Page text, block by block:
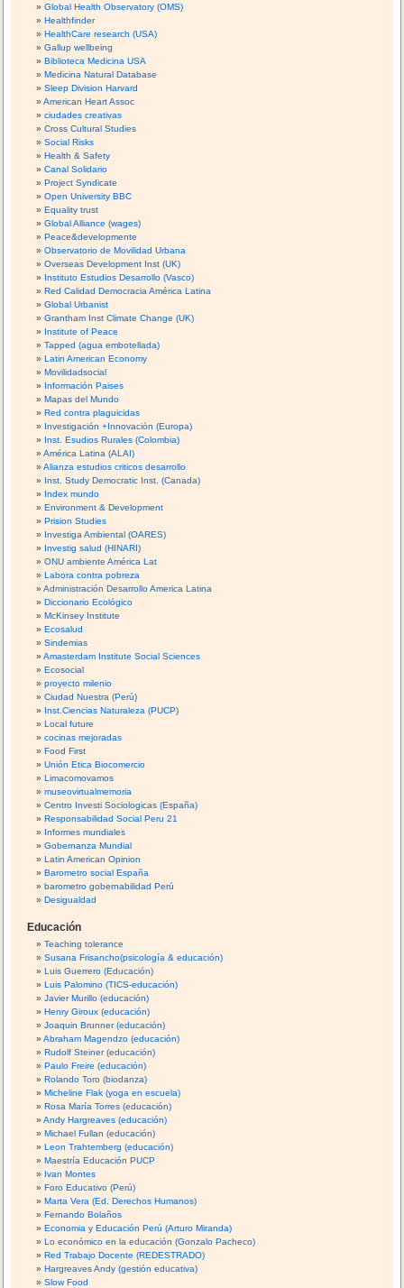
Global Health Observatory (OMS)
Healthfinder
HealthCare research (USA)
Gallup wellbeing
Biblioteca Medicina USA
Medicina Natural Database
Sleep Division Harvard
American Heart Assoc
ciudades creativas
Cross Cultural Studies
Social Risks
Health & Safety
Canal Solidario
Project Syndicate
Open University BBC
Equality trust
Global Alliance (wages)
Peace&developmente
Observatorio de Movilidad Urbana
Overseas Development Inst (UK)
Instituto Estudios Desarrollo (Vasco)
Red Calidad Democracia América Latina
Global Urbanist
Grantham Inst Climate Change (UK)
Institute of Peace
Tapped (agua embotellada)
Latin American Economy
Movilidadsocial
Información Paises
Mapas del Mundo
Red contra plaguicidas
Investigación +Innovación (Europa)
Inst. Esudios Rurales (Colombia)
América Latina (ALAI)
Alianza estudios criticos desarrollo
Inst. Study Democratic Inst. (Canada)
Index mundo
Environment & Development
Prision Studies
Investiga Ambiental (OARES)
Investig salud (HINARI)
ONU ambiente América Lat
Labora contra pobreza
Administración Desarrollo America Latina
Diccionario Ecológico
McKinsey Institute
Ecosalud
Sindemias
Amasterdam Institute Social Sciences
Ecosocial
proyecto milenio
Ciudad Nuestra (Perú)
Inst.Ciencias Naturaleza (PUCP)
Local future
cocinas mejoradas
Food First
Unión Etica Biocomercio
Limacomovamos
museovirtualmemoria
Centro Investi Sociologicas (España)
Responsabilidad Social Peru 21
Informes mundiales
Gobernanza Mundial
Latin American Opinion
Barometro social España
barometro gobernabilidad Perú
Desigualdad
Educación
Teaching tolerance
Susana Frisancho(psicología & educación)
Luis Guerrero (Educación)
Luis Palomino (TICS-educación)
Javier Murillo (educación)
Henry Giroux (educación)
Joaquin Brunner (educación)
Abraham Magendzo (educación)
Rudolf Steiner (educación)
Paulo Freire (educación)
Rolando Toro (biodanza)
Micheline Flak (yoga en escuela)
Rosa María Torres (educación)
Andy Hargreaves (educación)
Michael Fullan (educación)
Leon Trahtemberg (educación)
Maestría Educación PUCP
Ivan Montes
Foro Educativo (Perú)
Marta Vera (Ed. Derechos Humanos)
Fernando Bolaños
Economia y Educación Perú (Arturo Miranda)
Lo económico en la educación (Gonzalo Pacheco)
Red Trabajo Docente (REDESTRADO)
Hargreaves Andy (gestión educativa)
Slow Food